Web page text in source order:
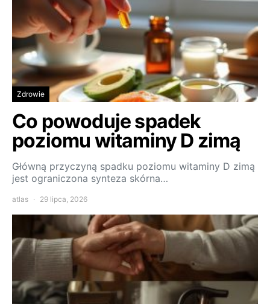
Zdrowie
Co powoduje spadek
poziomu witaminy D zimą
Główną przyczyną spadku poziomu witaminy D zimą
jest ograniczona synteza skórna…
atlas 29 lipca, 2026